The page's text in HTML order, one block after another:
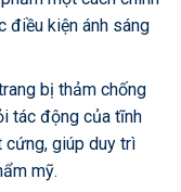
điều kiện ánh sáng
bị thảm chống
tác động của tĩnh
giúp duy trì
mỹ.